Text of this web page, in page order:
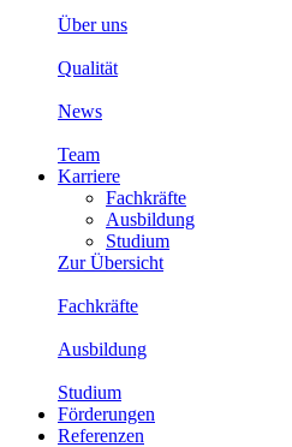
Über uns
Qualität
News
Team
Karriere
Fachkräfte
Ausbildung
Studium
Zur Übersicht
Fachkräfte
Ausbildung
Studium
Förderungen
Referenzen